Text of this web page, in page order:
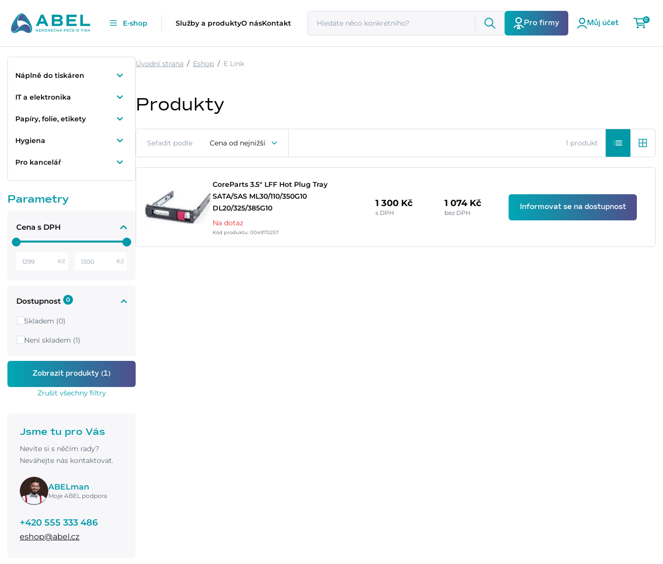
E-shop Služby a produktyO násKontakt Pro firmy Můj účet
0
Náplně do tiskáren
IT a elektronika
Papíry, folie, etikety
Hygiena
Pro kancelář
Parametry
Cena s DPH
Kč Kč
Dostupnost 0
Skladem (0)
Není skladem (1)
Zrušit všechny filtry
Jsme tu pro Vás
Nevíte si s něčím rady?
Neváhejte nás kontaktovat.
ABELman
Moje ABEL podpora
+420 555 333 486
eshop@abel.cz
Úvodní strana Eshop E Link
Produkty
Seřadit podle Cena od nejnižší 1 produkt
CoreParts 3.5" LFF Hot Plug Tray
SATA/SAS ML30/110/350G10
DL20/325/385G10
Na dotaz
Kód produktu: 004970257
1 300 Kč
s DPH
1 074 Kč
bez DPH
Informovat se na dostupnost